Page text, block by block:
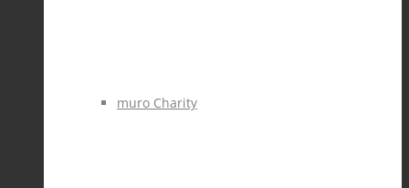
muro Charity